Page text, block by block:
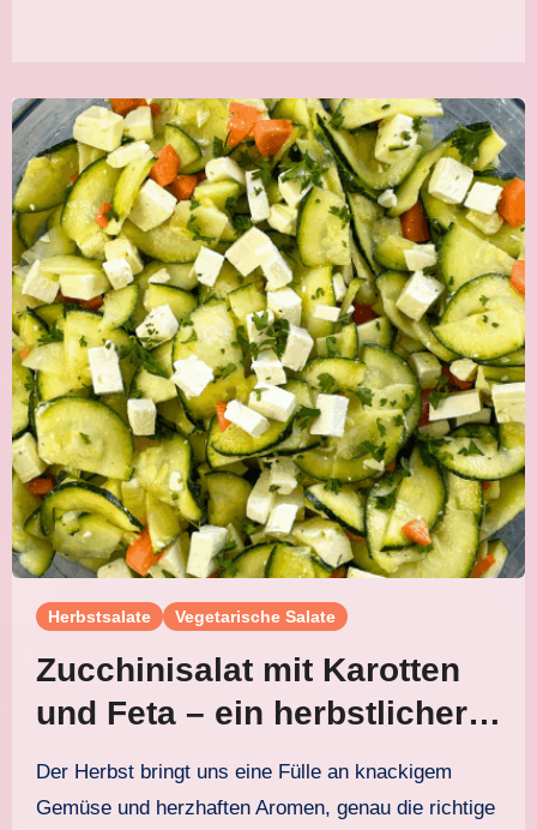
Herbstsalate Vegetarische Salate
Zucchinisalat mit Karotten
und Feta – ein herbstlicher
Genuss
Der Herbst bringt uns eine Fülle an knackigem
Gemüse und herzhaften Aromen, genau die richtige